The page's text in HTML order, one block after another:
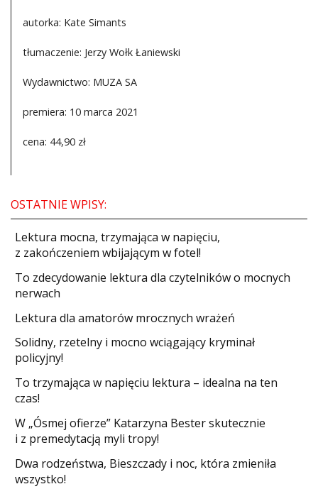
autorka: Kate Simants
tłumaczenie: Jerzy Wołk Łaniewski
Wydawnictwo: MUZA SA
premiera: 10 marca 2021
cena: 44,90 zł
OSTATNIE WPISY:
​Lektura mocna, trzymająca w napięciu,
z zakończeniem wbijającym w fotel!
​To zdecydowanie lektura dla czytelników o mocnych
nerwach
Lektura dla amatorów mrocznych wrażeń
Solidny, rzetelny i mocno wciągający kryminał
policyjny!
​To trzymająca w napięciu lektura – idealna na ten
czas!
W „Ósmej ofierze” Katarzyna Bester skutecznie
i z premedytacją myli tropy!
Dwa rodzeństwa, Bieszczady i noc, która zmieniła
wszystko!